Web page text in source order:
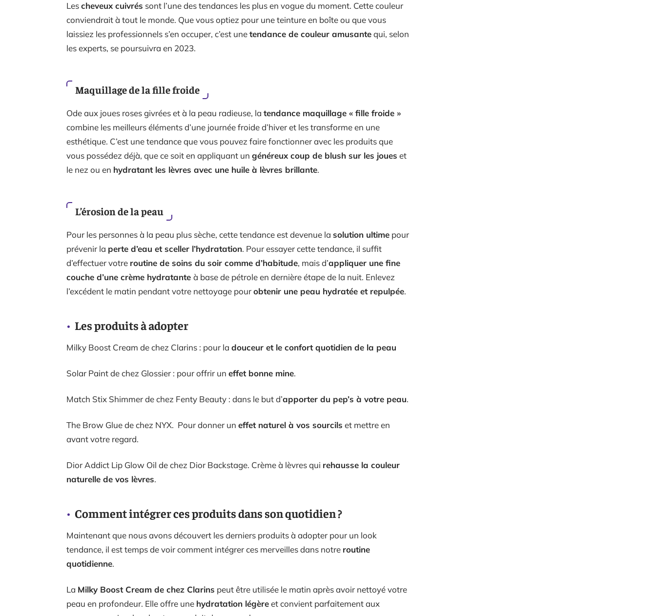
Lescheveux cuivrés sont l’une des tendances les plus en vogue du moment. Cette couleur
conviendrait à tout le monde. Que vous optiez pour une teinture en boîte ou que vous
laissiez les professionnels s’en occuper, c’est unetendance de couleur amusantequi, selon
les experts, se poursuivra en 2023.
Maquillage de la fille froide
Ode aux joues roses givrées et à la peau radieuse, la tendance maquillage « fille froide »
combine les meilleurs éléments d’une journée froide d’hiver et les transforme en une
esthétique. C’est une tendance que vous pouvez faire fonctionner avec les produits que
vous possédez déjà, que ce soit en appliquant un généreux coup de blush sur les joues et
le nez ou en hydratant les lèvres avec une huile à lèvres brillante.
L’érosion de la peau
Pour les personnes à la peau plus sèche, cette tendance est devenue la solution ultime pour
prévenir la perte d’eau et sceller l’hydratation. Pour essayer cette tendance, il suffit
d’effectuer votre routine de soins du soir comme d’habitude, mais d’appliquer une fine
couche d’une crème hydratante à base de pétrole en dernière étape de la nuit. Enlevez
l’excédent le matin pendant votre nettoyage pourobtenir une peau hydratée et repulpée.
Les produits à adopter
Milky Boost Cream de chez Clarins : pour la douceur et le confort quotidien de la peau
Solar Paint de chez Glossier : pour offrir un effet bonne mine.
Match Stix Shimmer de chez Fenty Beauty : dans le but d’apporter du pep’s à votre peau.
The Brow Glue de chez NYX. Pour donner un effet naturel à vos sourcils et mettre en
avant votre regard.
Dior Addict Lip Glow Oil de chez Dior Backstage. Crème à lèvres qui rehausse la couleur
naturelle de vos lèvres.
Comment intégrer ces produits dans son quotidien ?
Maintenant que nous avons découvert les derniers produits à adopter pour un look
tendance, il est temps de voir comment intégrer ces merveilles dans notre routine
quotidienne.
La Milky Boost Cream de chez Clarins peut être utilisée le matin après avoir nettoyé votre
peau en profondeur. Elle offre une hydratation légèreet convient parfaitement aux